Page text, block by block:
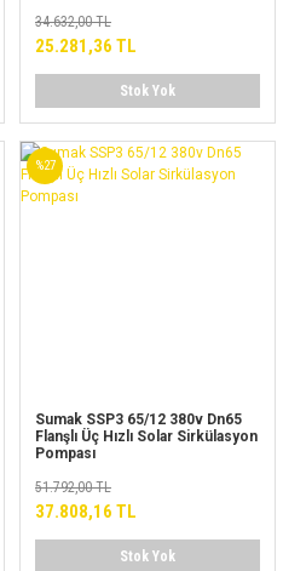
34.632,00 TL
25.281,36 TL
Stok Yok
%27
Sumak SSP3 65/12 380v Dn65
Flanşlı Üç Hızlı Solar Sirkülasyon
Pompası
51.792,00 TL
37.808,16 TL
Stok Yok